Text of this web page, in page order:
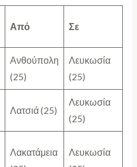
Από Σε
Ανθούπολη
(25)
Λευκωσία
(25)
Λατσιά (25)
Λευκωσία
(25)
Λακατάμεια
Λευκωσία